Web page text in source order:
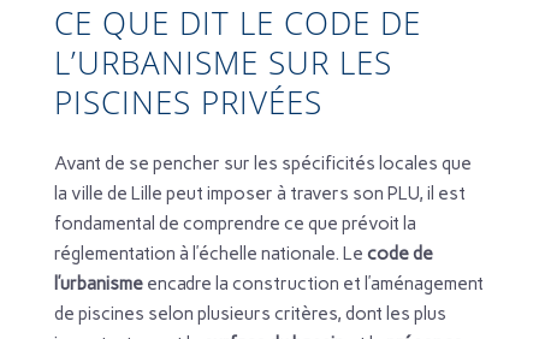
CE QUE DIT LE CODE DE
L’URBANISME SUR LES
PISCINES PRIVÉES
Avant de se pencher sur les spécificités locales que
la ville de Lille peut imposer à travers son PLU, il est
fondamental de comprendre ce que prévoit la
réglementation à l’échelle nationale. Le code de
l’urbanismeencadre la construction et l’aménagement
de piscines selon plusieurs critères, dont les plus